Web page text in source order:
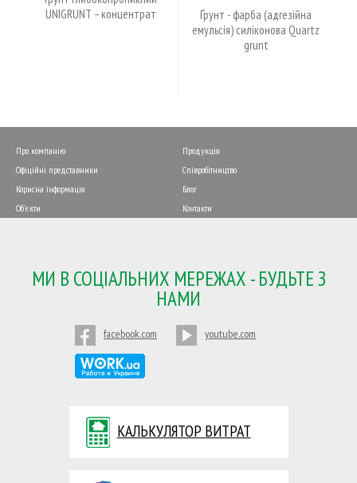
Емульсія для видалення
Грунтбіоциднийглибоко
проникаючий.
Про компанію
Продукція
Офіційні представники
Співробітництво
Корисна інформація
Блог
Об'єкти
Контакти
МИ В СОЦІАЛЬНИХ МЕРЕЖАХ - БУДЬТЕ З
НАМИ
facebook.com youtube.com
КАЛЬКУЛЯТОР ВИТРАТ